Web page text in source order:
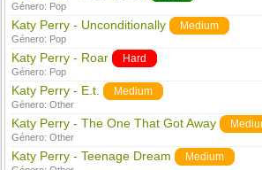
Género: Pop
Katy Perry - Unconditionally Medium
Género: Pop
Katy Perry - Roar Hard
Género: Pop
Katy Perry - E.t. Medium
Género:Other
Katy Perry - The One That Got Away
Género:Other
Katy Perry - Teenage Dream Medium